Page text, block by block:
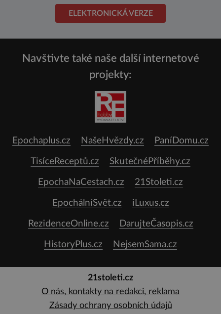
ELEKTRONICKÁ VERZE
Navštivte také naše další internetové
projekty:
Epochaplus.cz NašeHvězdy.cz PaníDomu.cz
TisíceReceptů.cz SkutečnéPříběhy.cz
EpochaNaCestach.cz 21Stoleti.cz
EpochálníSvět.cz iLuxus.cz
RezidenceOnline.cz DarujteČasopis.cz
HistoryPlus.cz NejsemSama.cz
21stoleti.cz
O nás, kontakty na redakci, reklama
Zásady ochrany osobních údajů